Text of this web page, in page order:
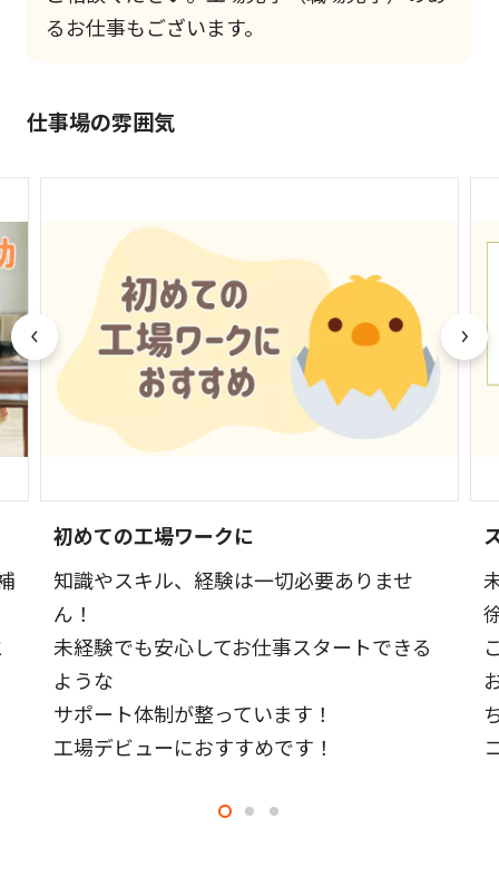
るお仕事もございます。
仕事場の雰囲気
初めての工場ワークに
知識やスキル、経験は一切必要ありませ
ん！
未経験でも安心してお仕事スタートできる
ような
サポート体制が整っています！
工場デビューにおすすめです！